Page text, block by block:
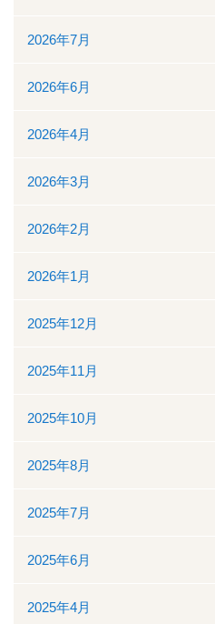
看護部
検査部
薬剤部
放射線科部
リハビリテーション課
訪問看護ステーション・居
医事課
臨床工学課
地域医療連携
地域医療連携の業務
患者様の紹介
2026年7月
2026年6月
2026年4月
2026年3月
2026年2月
2026年1月
2025年12月
2025年11月
2025年10月
2025年8月
2025年7月
2025年6月
2025年4月